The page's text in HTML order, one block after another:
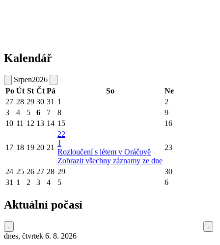
Kalendář
Srpen2026
Po Út St Čt Pá So
Ne
27 28 29 30 31 1
2
3
4 5 6 7 8
9
10 11 12 13 14 15 16
17 18 19 20 21
22
1
Rozloučení s létem v Oráčově
Zobrazit všechny záznamy ze dne
23
24 25 26 27 28 29
30
31 1 2 3 4 5 6
Aktuální počasí
dnes, čtvrtek 6. 8. 2026